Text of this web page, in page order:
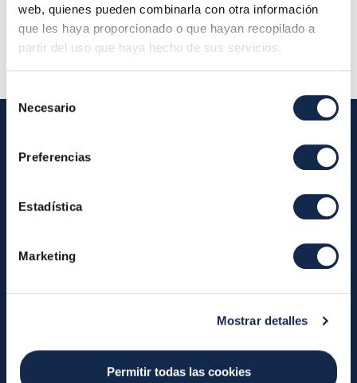
web, quienes pueden combinarla con otra información
que les haya proporcionado o que hayan recopilado a
partir del uso que haya hecho de sus servicios.
Necesario
Preferencias
Estadística
Marketing
Mostrar detalles
Permitir todas las cookies
Descripción:
Iberpay
Informes Anuales
Transferencias Instantáneas
Efectivo
Servicios
Traslado de Cuentas